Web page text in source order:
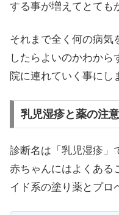
する事が増えてとても
それまで全く何の病気
したらよいのかわから
院に連れていく事にし
乳児湿疹と薬の注
診断名は「乳児湿疹」
赤ちゃんにはよくある
イド系の塗り薬とプロ